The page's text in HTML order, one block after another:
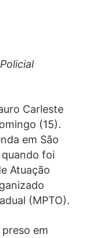
Carleste
(15).
em São
foi
Atuação
(MPTO).
em